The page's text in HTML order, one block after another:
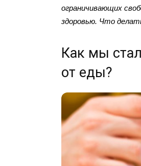
ограничивающих
здоровью. Что
Как мы
от еды?